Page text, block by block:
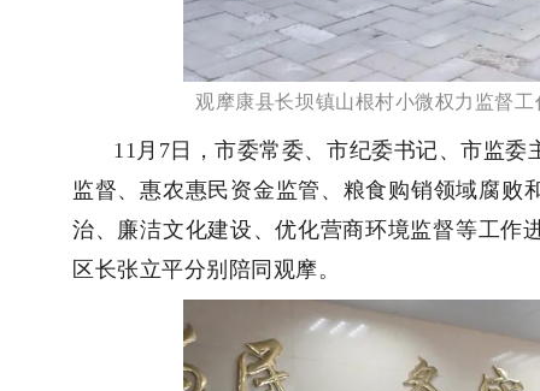
观摩康县长坝镇山根村小微权力监督工
11月7日，市委常委、市纪委书记、市监
监督、惠农惠民资金监管、粮食购销领域腐败
治、 廉洁文化建设、优化营商环境监督等工作
区长张立平分别陪同观摩。